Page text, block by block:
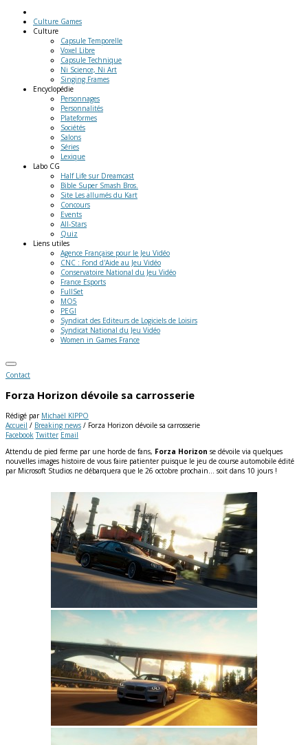
Culture Games
Culture
Capsule Temporelle
Voxel Libre
Capsule Technique
Ni Science, Ni Art
Singing Frames
Encyclopédie
Personnages
Personnalités
Plateformes
Sociétés
Salons
Séries
Lexique
Labo CG
Half Life sur Dreamcast
Bible Super Smash Bros.
Site Les allumés du Kart
Concours
Events
All-Stars
Quiz
Liens utiles
Agence Française pour le Jeu Vidéo
CNC : Fond d'Aide au Jeu Vidéo
Conservatoire National du Jeu Vidéo
France Esports
FullSet
MO5
PEGI
Syndicat des Editeurs de Logiciels de Loisirs
Syndicat National du Jeu Vidéo
Women in Games France
Contact
Forza Horizon dévoile sa carrosserie
Rédigé par Michaël KIPPO
Accueil / Breaking news / Forza Horizon dévoile sa carrosserie
Facebook Twitter Email
Attendu de pied ferme par une horde de fans, Forza Horizon se dévoile via quelques
nouvelles images histoire de vous faire patienter puisque le jeu de course automobile édité
par Microsoft Studios ne débarquera que le 26 octobre prochain… soit dans 10 jours !